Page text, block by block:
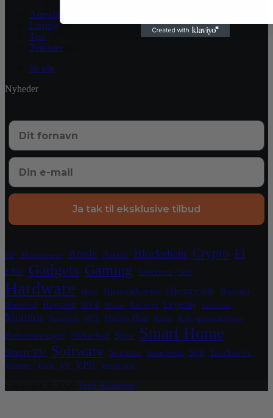
Anmeldelser
Læring (67)
Tips
Toplister
Se alle
Nyheder
Ja tak til eksklusive tilbud
3D Abonnement Apple Aqara Blockchain Crypto El
Elbil Gadgets Gaming Grafikkort Grill
Hardware Have Hjemmekontor Hjemmeside
HomeKit
HomePod
Højttaler IKEA iPhone Kæledyr Legetøj Luftrenser
Monitor Nanoleaf NFT Philips Hue Razer Robotplæneklipper
Robotstøvsuger Sikkerhed Sjov Smart Home
Smart TV Software Sommer Soundboks Spil Tandbørste
Telmore Tesla TV VPN Wordpress
Tech Robotten